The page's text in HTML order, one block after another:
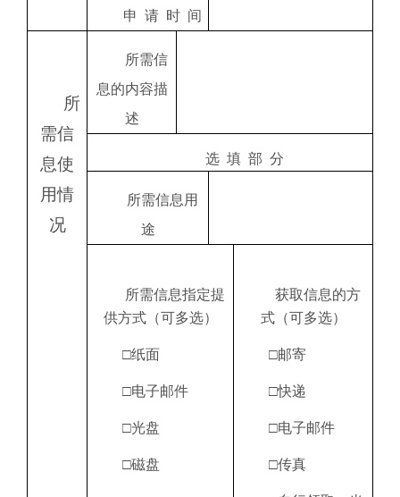
申 请 时 间
所
需信
息使
用情
况
所需信
息的内容描
述
选 填 部 分
所需信息用
途
所需信息指定提
供方式（可多选）
□纸面
□电子邮件
□光盘
□磁盘
获取信息的方
式（可多选）
□邮寄
□快递
□电子邮件
□传真